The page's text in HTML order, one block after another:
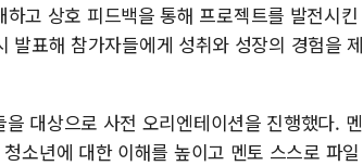
고 상호 피드백을 통해 프로젝트를 발전시킨
표해 참가자들에게 성취와 성장의 경험을 제
대상으로 사전 오리엔테이션을 진행했다. 멘
소년에 대한 이해를 높이고 멘토 스스로 파일